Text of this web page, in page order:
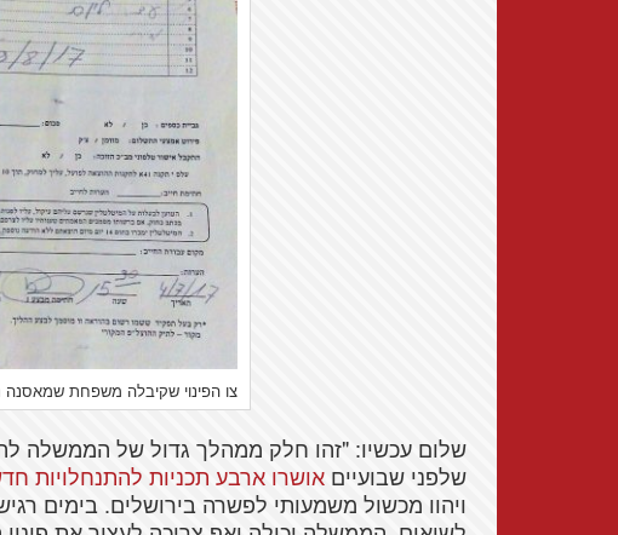
צו הפינוי שקיבלה משפחת
שלום עכשיו: "זהו חלק ממהלך גדול של הממשלה
שלפני שבועיים אושרו ארבע תכניות להתנחלויות
ויהוו מכשול משמעותי לפשרה בירושלים. בימים